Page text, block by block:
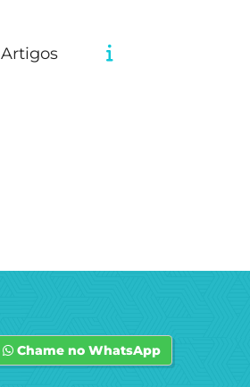
Artigos
Chame no WhatsApp